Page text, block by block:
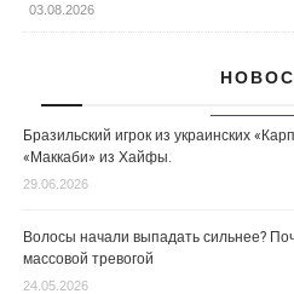
03.08.2026
Бразильский игрок из украинских
«Маккаби» из Хайфы.
29.06.2026
Волосы начали выпадать сильнее?
массовой тревогой
24.05.2026